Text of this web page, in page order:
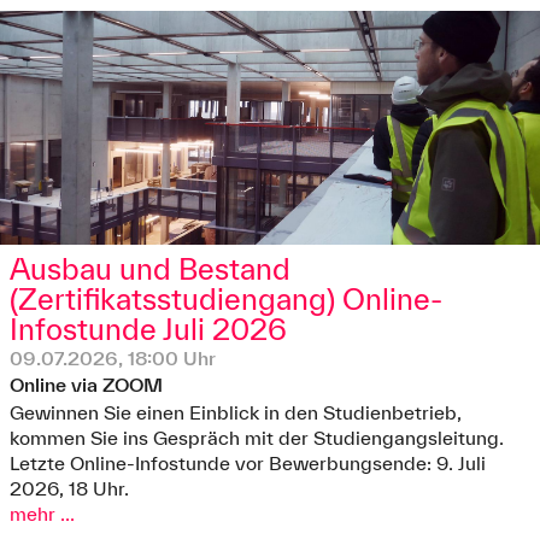
Ausbau und Bestand
(Zertifikatsstudiengang) Online-
Infostunde Juli 2026
09.07.2026, 18:00 Uhr
Online via ZOOM
Gewinnen Sie einen Einblick in den Studienbetrieb,
kommen Sie ins Gespräch mit der Studiengangsleitung.
Letzte Online-Infostunde vor Bewerbungsende: 9. Juli
2026, 18 Uhr.
mehr ...